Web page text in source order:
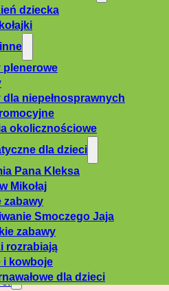
dziecka
plenerowe
dla niepełnosprawnych
okolicznościowe
dla dzieci
Pana Kleksa
Mikołaj
zabawy
Smoczego Jaja
zabawy
rozrabiają
i kowboje
dla dzieci